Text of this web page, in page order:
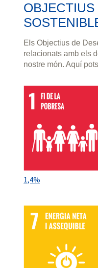
Els Objectius de
relacionats amb els
nostre món. Aquí
1,4%